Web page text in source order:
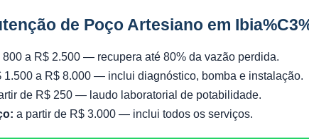
de Poço Artesiano em
800 a R$ 2.500 — recupera até 80% da vazão perdida.
1.500 a R$ 8.000 — inclui diagnóstico, bomba e instalação.
de R$ 250 — laudo laboratorial de potabilidade.
a partir de R$ 3.000 — inclui todos os serviços.